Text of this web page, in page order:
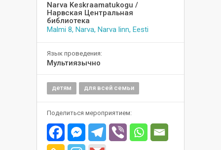
Narva Keskraamatukogu /
Нарвская Центральная
библиотека
Malmi 8, Narva, Narva linn, Eesti
Язык проведения:
Мультиязычно
детям для всей семьи
Поделиться мероприятием: